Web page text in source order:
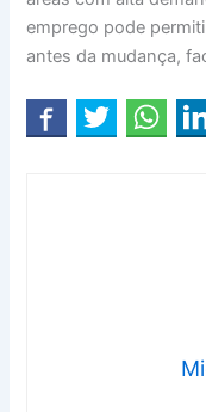
emprego pode
antes da mudança,